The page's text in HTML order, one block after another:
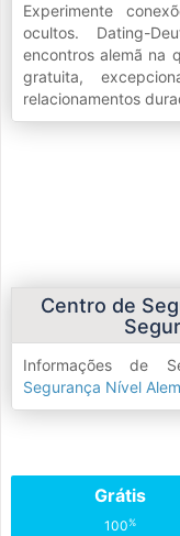
Experimente
ocultos. Dating-
encontros alemã na
gratuita,
relacionamentos
Centro de
Informações de
Segurança Nível
Grátis
100%